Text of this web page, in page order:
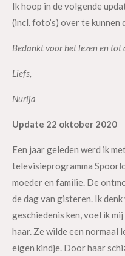
Ik hoop in de volgende
(incl. foto’s) over te kunnen
Bedankt voor het lezen en tot
Liefs,
Nurija
Update 22 oktober 2020
Een jaar geleden werd ik
televisieprogramma
moeder en familie. De
de dag van gisteren. Ik
geschiedenis ken, voel ik
haar. Ze wilde een normaal
eigen kindje. Door haar